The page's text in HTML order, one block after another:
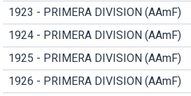
1923 - PRIMERA DIVISION (AAmF)
1924 - PRIMERA DIVISION (AAmF)
1925 - PRIMERA DIVISION (AAmF)
1926 - PRIMERA DIVISION (AAmF)